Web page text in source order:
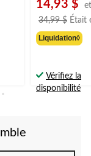
14,93 $
34,99 $ Était
Liquidation◊
Vérifiez la
disponibilité